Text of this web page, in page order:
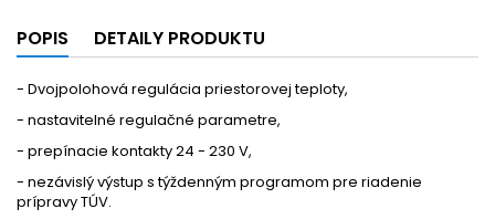
POPIS DETAILY PRODUKTU
- Dvojpolohová regulácia priestorovej teploty,
- nastavitelné regulačné parametre,
- prepínacie kontakty 24 - 230 V,
- nezávislý výstup s týždenným programom pre riadenie
prípravy TÚV.